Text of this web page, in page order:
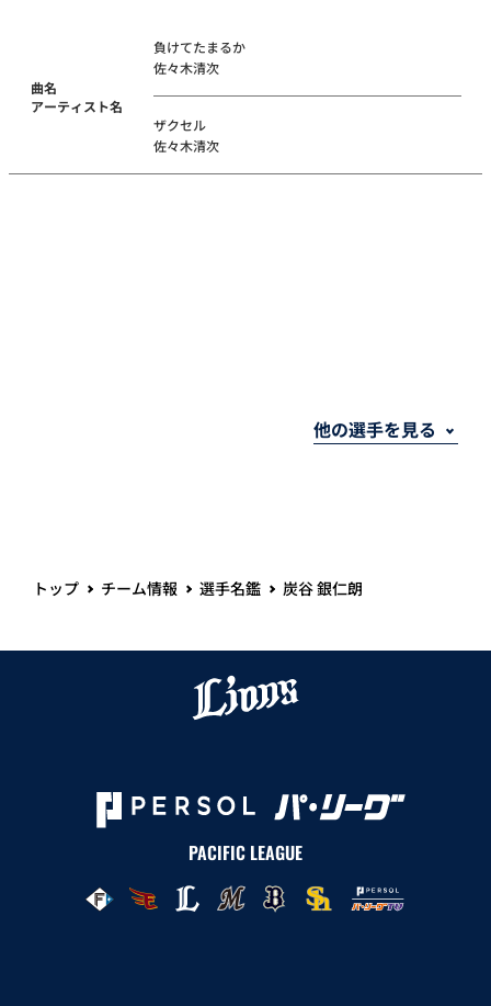
曲名
アーティスト名
負けてたまるか
佐々木清次
ザクセル
佐々木清次
トップ チーム情報 選手名鑑 炭谷 銀仁朗
PACIFIC LEAGUE